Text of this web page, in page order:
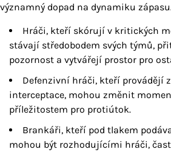
významný dopad na dynamiku
Hráči, kteří skórují v kritických
stávají středobodem svých týmů,
pozornost a vytvářejí prostor pro
Defenzivní hráči, kteří provádějí
interceptace, mohou změnit
příležitostem pro protiútok.
Brankáři, kteří pod tlakem
mohou být rozhodujícími hráči,